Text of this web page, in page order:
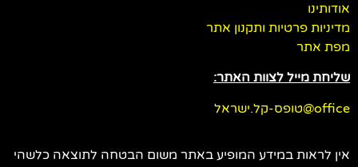
אודותינו
מדיניות פרטיות ותקנון אתר
מפת אתר
שליחת מייל לצוות האתר:
office@טופס-קל.ישראל
אין לראות במידע המופיע באתר משום הבטחה לתוצאה כלשהי